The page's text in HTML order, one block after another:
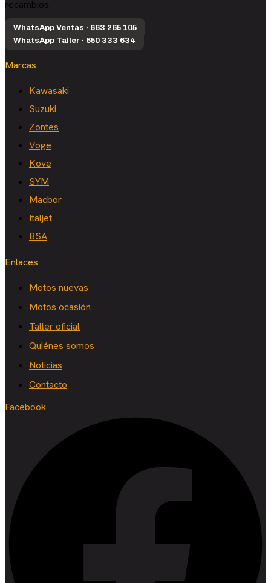
recambios.
WhatsApp Ventas · 663 265 105
WhatsApp Taller · 650 333 634
Marcas
Kawasaki
Suzuki
Zontes
Voge
Kove
SYM
Macbor
Italjet
BSA
Enlaces
Motos nuevas
Motos ocasión
Taller oficial
Quiénes somos
Noticias
Contacto
Facebook